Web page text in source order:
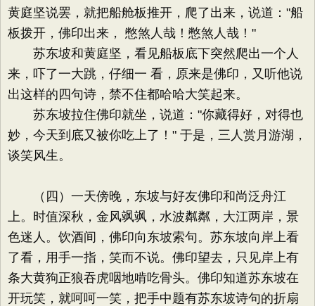
黄庭坚说罢，就把船舱板推开，爬了出来，说道："船
板拨开，佛印出来， 憋煞人哉！憋煞人哉！"
苏东坡和黄庭坚，看见船板底下突然爬出一个人
来，吓了一大跳，仔细一 看，原来是佛印，又听他说
出这样的四句诗，禁不住都哈哈大笑起来。
苏东坡拉住佛印就坐，说道："你藏得好，对得也
妙，今天到底又被你吃上了！" 于是，三人赏月游湖，
谈笑风生。
（四）一天傍晚，东坡与好友佛印和尚泛舟江
上。时值深秋，金风飒飒，水波粼粼，大江两岸，景
色迷人。饮酒间，佛印向东坡索句。苏东坡向岸上看
了看，用手一指，笑而不说。佛印望去，只见岸上有
条大黄狗正狼吞虎咽地啃吃骨头。佛印知道苏东坡在
开玩笑，就呵呵一笑，把手中题有苏东坡诗句的折扇